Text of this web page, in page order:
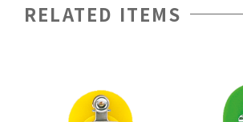
RELATED ITEMS